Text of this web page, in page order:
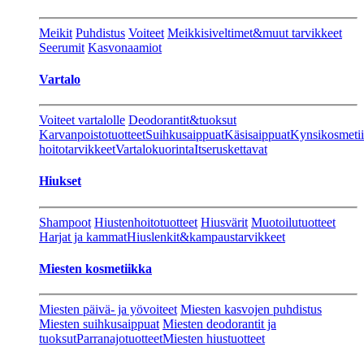
Meikit Puhdistus Voiteet Meikkisiveltimet&muut tarvikkeet
Seerumit Kasvonaamiot
Vartalo
Voiteet vartalolle Deodorantit&tuoksut
KarvanpoistotuotteetSuihkusaippuatKäsisaippuat
hoitotarvikkeetVartalokuorintaItseruskettavat
Hiukset
Shampoot Hiustenhoitotuotteet Hiusvärit Muotoilutuotteet
Harjat ja kammatHiuslenkit&kampaustarvikkeet
Miesten kosmetiikka
Miesten päivä- ja yövoiteet Miesten kasvojen puhdistus
Miesten suihkusaippuat Miesten deodorantit ja
tuoksutParranajotuotteetMiesten hiustuotteet